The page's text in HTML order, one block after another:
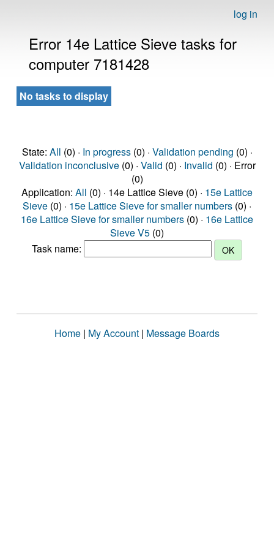
log in
Error 14e Lattice Sieve tasks for
computer 7181428
No tasks to display
State: All (0) · In progress(0) · Validation pending (0) ·
Validation inconclusive(0) · Valid (0) · Invalid (0) · Error
(0)
Application: All (0) · 14e Lattice Sieve (0) · 15e Lattice
Sieve (0) · 15e Lattice Sieve for smaller numbers (0) ·
16e Lattice Sieve for smaller numbers (0) · 16e Lattice
Sieve V5 (0)
Task name:
Home | My Account | Message Boards